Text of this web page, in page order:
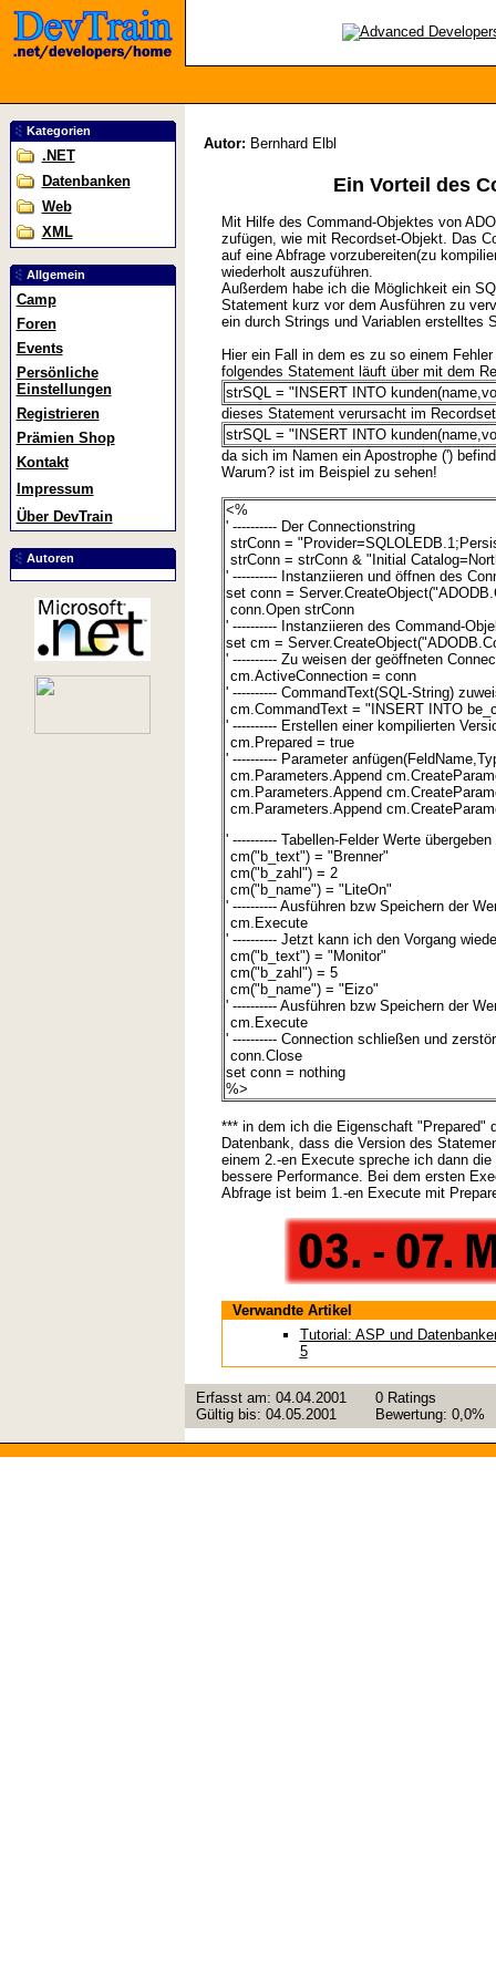
Kategorien
.NET
Datenbanken
Web
XML
Allgemein
Camp
Foren
Events
Persönliche
Einstellungen
Registrieren
Prämien Shop
Kontakt
Impressum
Über DevTrain
Autoren
Autor: Bernhard Elbl
Ein Vorteil des
Mit Hilfe des Command-Objektes von
zufügen, wie mit Recordset-Objekt. Das
auf eine Abfrage vorzubereiten(zu
wiederholt auszuführen.
Außerdem habe ich die Möglichkeit ein
Statement kurz vor dem Ausführen zu
ein durch Strings und Variablen erstelltes
Hier ein Fall in dem es zu so einem
folgendes Statement läuft über mit dem
strSQL = "INSERT INTO
dieses Statement verursacht im
strSQL = "INSERT INTO
da sich im Namen ein Apostrophe (')
Warum? ist im Beispiel zu sehen!
<%
' ---------- Der Connectionstring
strConn =
strConn = strConn & "Initial
' ---------- Instanziieren und öffnen des
set conn =
conn.Open strConn
' ---------- Instanziieren des Command-
set cm =
' ---------- Zu weisen der geöffneten
cm.ActiveConnection = conn
' ---------- CommandText(SQL-String)
cm.CommandText = "INSERT INTO
' ---------- Erstellen einer kompilierten
cm.Prepared = true
' ---------- Parameter
cm.Parameters.Append
cm.Parameters.Append
cm.Parameters.Append
' ---------- Tabellen-Felder Werte übergeben
cm("b_text") = "Brenner"
cm("b_zahl") = 2
cm("b_name") = "LiteOn"
' ---------- Ausführen bzw Speichern der
cm.Execute
' ---------- Jetzt kann ich den Vorgang
cm("b_text") = "Monitor"
cm("b_zahl") = 5
cm("b_name") = "Eizo"
' ---------- Ausführen bzw Speichern der
cm.Execute
' ---------- Connection schließen und
conn.Close
set conn = nothing
%>
*** in dem ich die Eigenschaft "Prepared"
Datenbank, dass die Version des
einem 2.-en Execute spreche ich dann
bessere Performance. Bei dem ersten
Abfrage ist beim 1.-en Execute mit
Verwandte Artikel
Tutorial: ASP und
5
Erfasst am: 04.04.2001
Gültig bis: 04.05.2001
0 Ratings
Bewertung: 0,0%